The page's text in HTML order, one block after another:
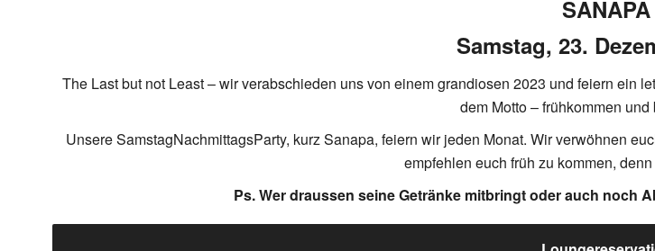
SANAPA
Samstag, 23.
The Last but not Least – wir verabschieden uns von einem grandiosen 2023 und feiern ein
dem Motto – frühkommen
Unsere SamstagNachmittagsParty, kurz Sanapa, feiern wir jeden Monat. Wir verwöhnen
empfehlen euch früh zu kommen, denn
Ps. Wer draussen seine Getränke mitbringt oder auch noch